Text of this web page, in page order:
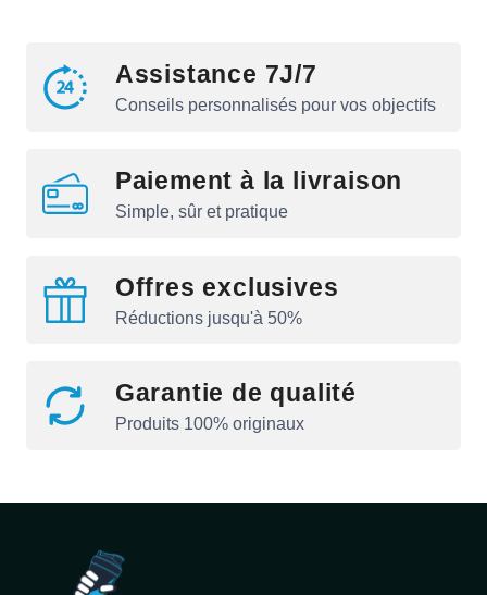
Assistance 7J/7
Conseils personnalisés pour vos objectifs
Paiement à la livraison
Simple, sûr et pratique
Offres exclusives
Réductions jusqu'à 50%
Garantie de qualité
Produits 100% originaux